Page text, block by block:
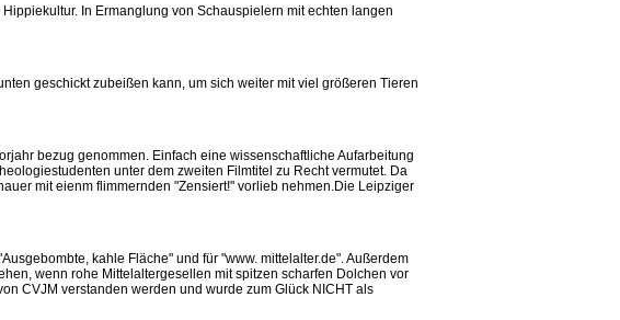
In Ermanglung von Schauspielern mit echten langen
geschickt zubeißen kann, um sich weiter mit viel größeren Tieren
bezug genommen. Einfach eine wissenschaftliche Aufarbeitung
unter dem zweiten Filmtitel zu Recht vermutet. Da
mit eienm flimmernden "Zensiert!" vorlieb nehmen.Die Leipziger
kahle Fläche" und für "www. mittelalter.de". Außerdem
wenn rohe Mittelaltergesellen mit spitzen scharfen Dolchen vor
CVJM verstanden werden und wurde zum Glück NICHT als